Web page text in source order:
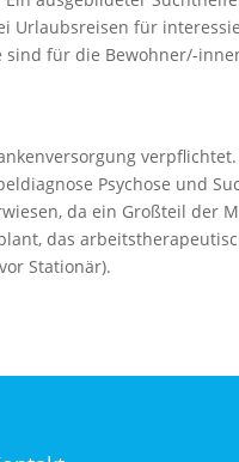
für
sind für die Bewohner/-
Psychose und
da ein Großteil der
das
Stationär).